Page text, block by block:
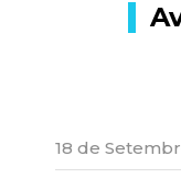
18 de